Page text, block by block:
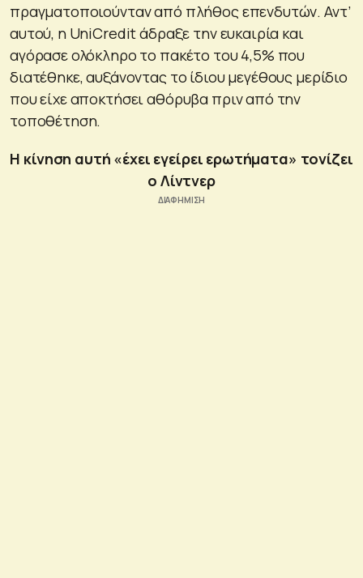
πραγματοποιούνταν από πλήθος επενδυτών. Αντ’
αυτού, η UniCredit άδραξε την ευκαιρία και
αγόρασε ολόκληρο το πακέτο του 4,5% που
διατέθηκε, αυξάνοντας το ίδιου μεγέθους μερίδιο
που είχε αποκτήσει αθόρυβα πριν από την
τοποθέτηση.
Η κίνηση αυτή «έχει εγείρει ερωτήματα» τονίζει
ο Λίντνερ